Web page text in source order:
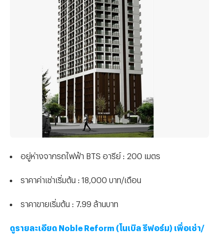
อยู่ห่างจากรถไฟฟ้า BTS อารีย์ : 200 เมตร
ราคาค่าเช่าเริ่มต้น : 18,000 บาท/เดือน
ราคาขายเริ่มต้น : 7.99 ล้านบาท
ดูรายละเอียด Noble Reform (โนเบิล รีฟอร์ม) เพื่อเช่า/